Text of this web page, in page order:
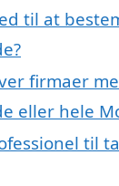
til at
firmaer
eller hele
til